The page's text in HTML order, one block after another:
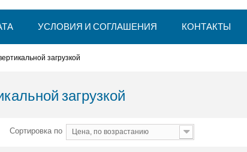
УСЛОВИЯ И СОГЛАШЕНИЯ КОНТАКТЫ
загрузкой
загрузкой
Сортировка по Цена, по возрастанию